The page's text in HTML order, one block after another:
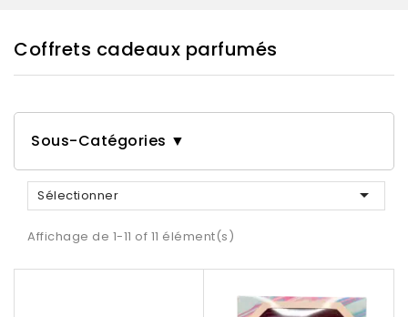
Coffrets cadeaux parfumés
Sous-Catégories ▼
Sélectionner 
Affichage de 1-11 of 11 élément(s)